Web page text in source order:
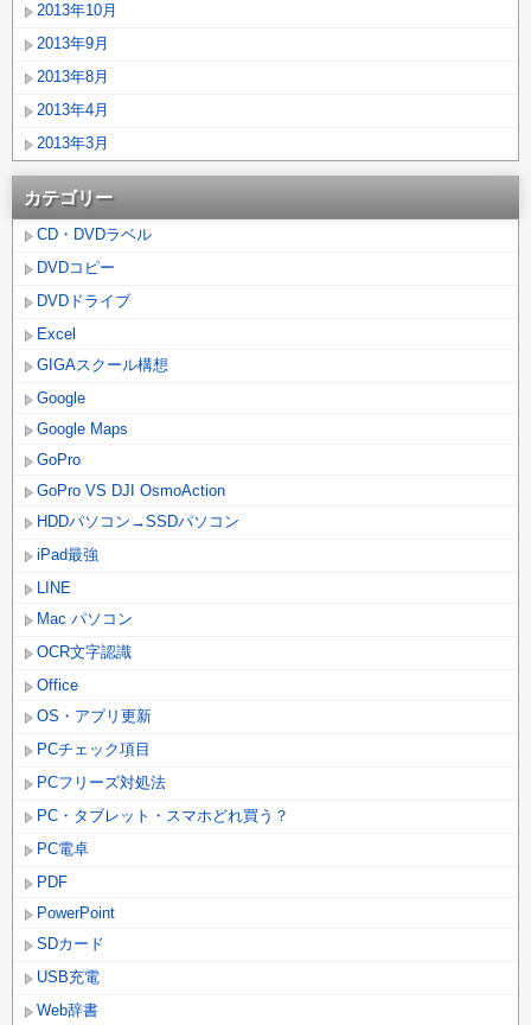
2013年10月
2013年9月
2013年8月
2013年4月
2013年3月
カテゴリー
CD・DVDラベル
DVDコピー
DVDドライブ
Excel
GIGAスクール構想
Google
Google Maps
GoPro
GoPro VS DJI OsmoAction
HDDパソコン→SSDパソコン
iPad最強
LINE
Mac パソコン
OCR文字認識
Office
OS・アプリ更新
PCチェック項目
PCフリーズ対処法
PC・タブレット・スマホどれ買う？
PC電卓
PDF
PowerPoint
SDカード
USB充電
Web辞書